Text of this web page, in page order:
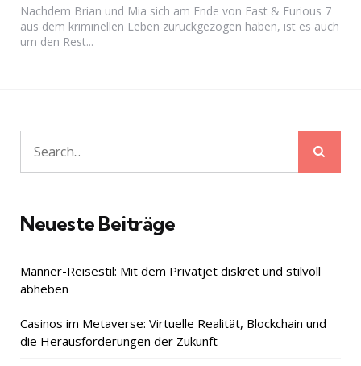
Nachdem Brian und Mia sich am Ende von Fast & Furious 7
aus dem kriminellen Leben zurückgezogen haben, ist es auch
um den Rest...
Search
for:
Neueste Beiträge
Männer-Reisestil: Mit dem Privatjet diskret und stilvoll
abheben
Casinos im Metaverse: Virtuelle Realität, Blockchain und
die Herausforderungen der Zukunft